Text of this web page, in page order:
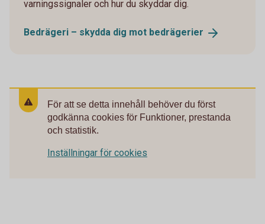
varningssignaler och hur du skyddar dig.
Bedrägeri – skydda dig mot bedrägerier
För att se detta innehåll behöver du först
godkänna cookies för Funktioner, prestanda
och statistik.
Inställningar för cookies